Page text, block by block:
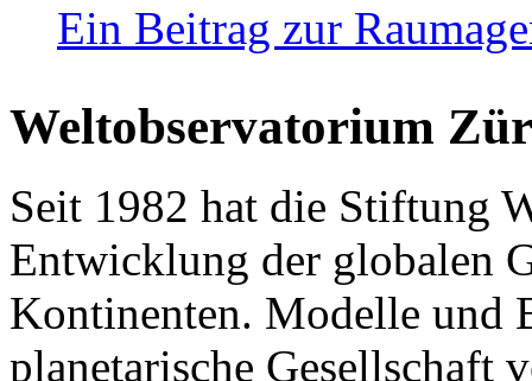
Ein Beitrag zur
Weltobservatorium
Seit 1982 hat die Stiftung
Entwicklung der globalen
Kontinenten. Modelle und
planetarische Gesellschaft